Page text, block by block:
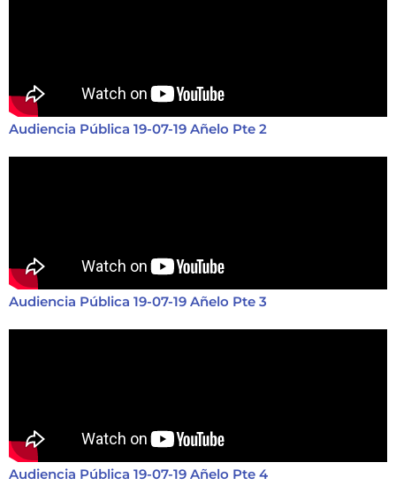
Audiencia Pública 19-07-19 Añelo Pte 2
Audiencia Pública 19-07-19 Añelo Pte 3
Audiencia Pública 19-07-19 Añelo Pte 4